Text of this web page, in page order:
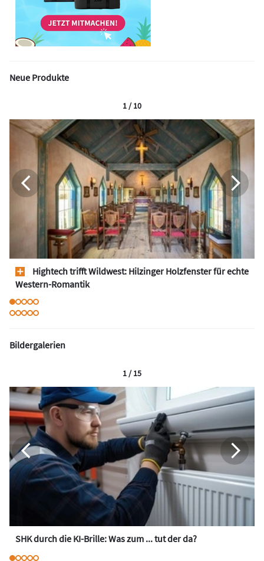
Neue Produkte
Hightech trifft Wildwest: Hilzinger Holzfenster für echte
Western-Romantik
1 / 10
Bildergalerien
SHK durch die KI-Brille: Was zum ... tut der da?
1 / 15